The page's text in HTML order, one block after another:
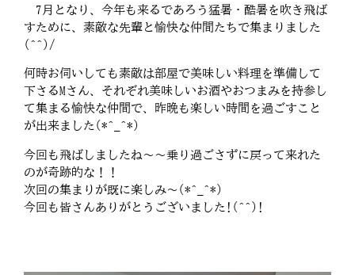
7月となり、今年も来るであろう猛暑・酷暑を吹き飛ば
すために、素敵な先輩と愉快な仲間たちで集まりました
(^^)/
何時お伺いしても素敵は部屋で美味しい料理を準備して
下さるMさん、それぞれ美味しいお酒やおつまみを持参し
て集まる愉快な仲間で、昨晩も楽しい時間を過ごすこと
が出来ました(*^_^*)
今回も飛ばしましたね～～乗り過ごさずに戻って来れた
のが奇跡的な！！
次回の集まりが既に楽しみ～(*^_^*)
今回も皆さんありがとうございました!(^^)!